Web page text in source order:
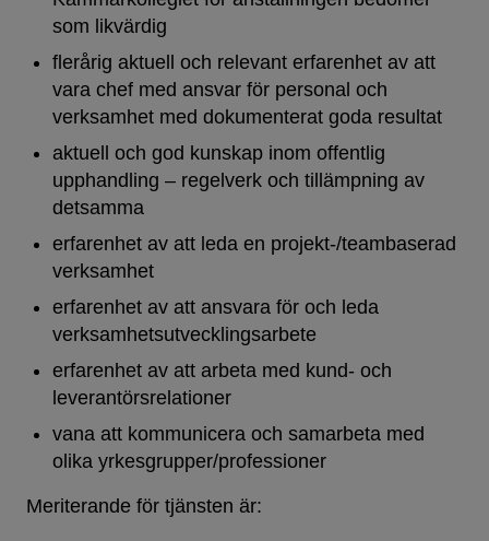
som likvärdig
flerårig aktuell och relevant erfarenhet av att
vara chef med ansvar för personal och
verksamhet med dokumenterat goda resultat
aktuell och god kunskap inom offentlig
upphandling – regelverk och tillämpning av
detsamma
erfarenhet av att leda en projekt-/teambaserad
verksamhet
erfarenhet av att ansvara för och leda
verksamhetsutvecklingsarbete
erfarenhet av att arbeta med kund- och
leverantörsrelationer
vana att kommunicera och samarbeta med
olika yrkesgrupper/professioner
Meriterande för tjänsten är: